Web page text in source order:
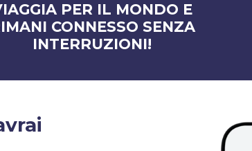
PER IL MONDO E
CONNESSO SENZA
INTERRUZIONI!